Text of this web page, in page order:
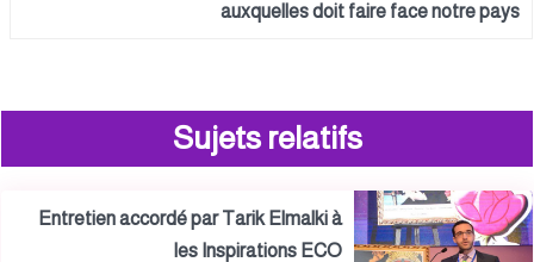
auxquelles doit faire face notre pays
Sujets relatifs
Entretien accordé par Tarik Elmalki à
les Inspirations ECO